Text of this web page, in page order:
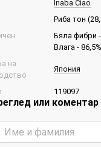
Inaba Ciao
Риба тон
Бяла фибри
Влага -
на
Япония
119097
или коментар